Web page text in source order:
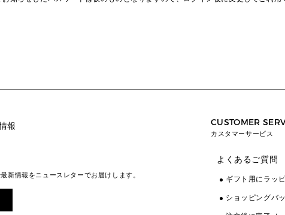
報
新情報をニュースレターでお届けします。
CUSTOMER
カスタマーサービス
よくあるご質問
ギフト用にラッ
ショッピングバ